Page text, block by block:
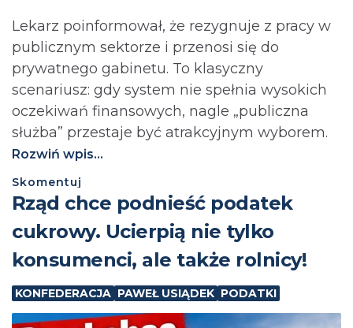
Lekarz poinformował, że rezygnuje z pracy w
publicznym sektorze i przenosi się do
prywatnego gabinetu. To klasyczny
scenariusz: gdy system nie spełnia wysokich
oczekiwań finansowych, nagle „publiczna
służba” przestaje być atrakcyjnym wyborem.
Rozwiń wpis...
Skomentuj
⁨Rząd chce podnieść podatek
cukrowy. Ucierpią nie tylko
konsumenci, ale także rolnicy!
KONFEDERACJA PAWEŁ USIĄDEK PODATKI